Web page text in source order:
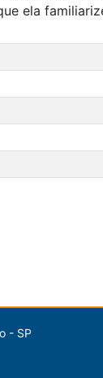
ela
- SP